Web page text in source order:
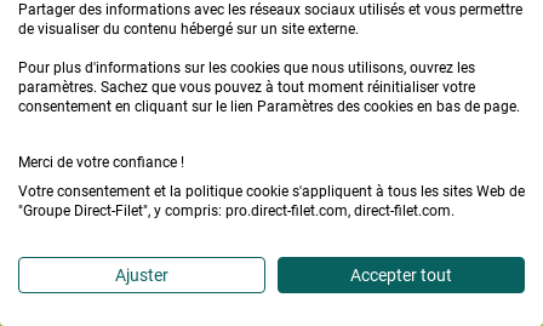
NEWSLETTER
L'inscription à la newsletter vous permettra de recevoir des offres
politique de protection des données personnelles.
Partager des informations avec les réseaux sociaux utilisés et vous permettre
de visualiser du contenu hébergé sur un site externe.
Pour plus d'informations sur les cookies que nous utilisons, ouvrez les
paramètres. Sachez que vous pouvez à tout moment réinitialiser votre
consentement en cliquant sur le lien Paramètres des cookies en bas de page.
Merci de votre confiance !
Votre consentement et la politique cookie s'appliquent à tous les sites Web de
"Groupe Direct-Filet", y compris: pro.direct-filet.com, direct-filet.com.
Ajuster Accepter tout